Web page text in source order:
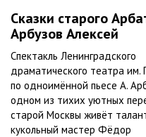
Сказки старого
Арбузов Алексей
Спектакль Ленинградского
драматического театра им.
по одноимённой пьесе А.
одном из тихих уютных
старой Москвы живёт
кукольный мастер Фёдор